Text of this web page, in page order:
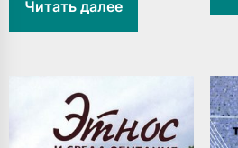
Читать далее